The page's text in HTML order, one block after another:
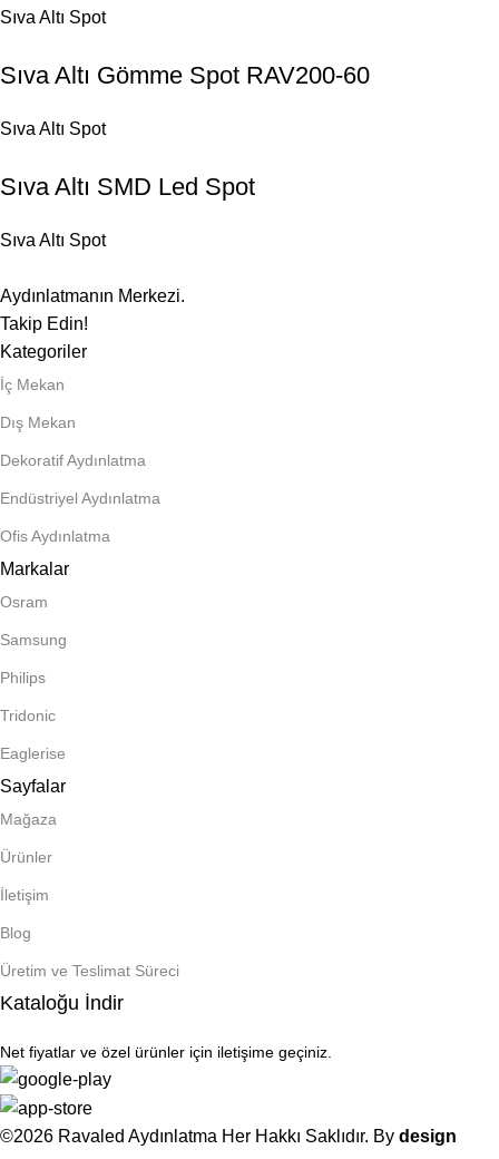
Sıva Altı Spot
Sıva Altı Gömme Spot RAV200-60
Sıva Altı Spot
Sıva Altı SMD Led Spot
Sıva Altı Spot
Aydınlatmanın Merkezi.
Takip Edin!
Kategoriler
İç Mekan
Dış Mekan
Dekoratif Aydınlatma
Endüstriyel Aydınlatma
Ofis Aydınlatma
Markalar
Osram
Samsung
Philips
Tridonic
Eaglerise
Sayfalar
Mağaza
Ürünler
İletişim
Blog
Üretim ve Teslimat Süreci
Kataloğu İndir
Net fiyatlar ve özel ürünler için iletişime geçiniz.
©2026 Ravaled Aydınlatma Her Hakkı Saklıdır. By design